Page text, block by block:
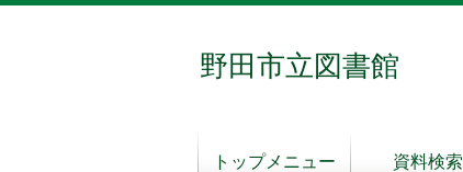
野田市立図書館
トップメニュー 資料検索